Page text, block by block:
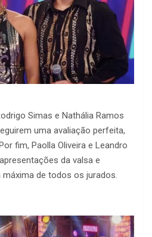
Simas e Nathália Ramos
uma avaliação perfeita,
fim, Paolla Oliveira e Leandro
da valsa e
de todos os jurados.